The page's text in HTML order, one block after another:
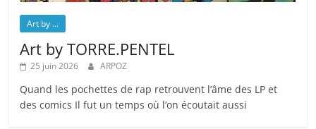
Art by ...
Art by TORRE.PENTEL
25 juin 2026 ARPOZ
Quand les pochettes de rap retrouvent l’âme des LP et
des comics Il fut un temps où l’on écoutait aussi